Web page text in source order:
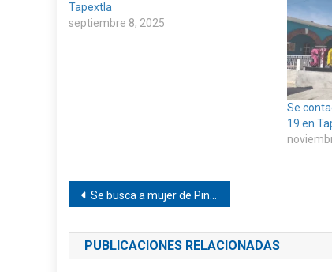
Tapextla
septiembre 8, 2025
Se
19 en
Navegación
de
entradas
Se busca a mujer de Pinotepa
PUBLICACIONES RELACIONADAS